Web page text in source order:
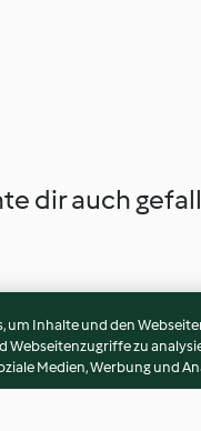
dir auch
um Inhalte und den
Webseitenzugriffe zu
Medien, Werbung und